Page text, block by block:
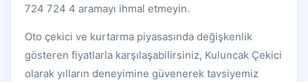
724 724 4 aramayı ihmal etmeyin.
Oto çekici ve kurtarma piyasasında değişkenlik
gösteren fiyatlarla karşılaşabilirsiniz, Kuluncak Çekici
olarak yılların deneyimine güvenerek tavsiyemiz